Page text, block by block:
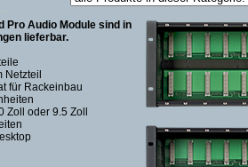
Pro Audio Module sind in
lieferbar.
Netzteil
für Rackeinbau
Zoll oder 9.5 Zoll